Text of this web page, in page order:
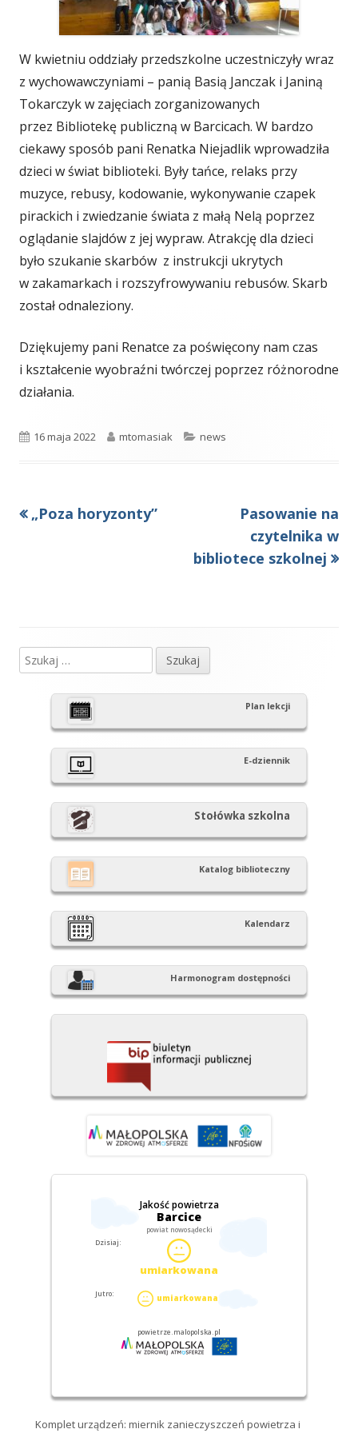
W kwietniu oddziały przedszkolne uczestniczyły wraz
z wychowawczyniami – panią Basią Janczak i Janiną
Tokarczyk w zajęciach zorganizowanych
przez Bibliotekę publiczną w Barcicach. W bardzo
ciekawy sposób pani Renatka Niejadlik wprowadziła
dzieci w świat biblioteki. Były tańce, relaks przy
muzyce, rebusy, kodowanie, wykonywanie czapek
pirackich i zwiedzanie świata z małą Nelą poprzez
oglądanie slajdów z jej wypraw. Atrakcję dla dzieci
było szukanie skarbów z instrukcji ukrytych
w zakamarkach i rozszyfrowywaniu rebusów. Skarb
został odnaleziony.
Dziękujemy pani Renatce za poświęcony nam czas
i kształcenie wyobraźni twórczej poprzez różnorodne
działania.
Opublikowano
16 maja 2022 Autor
mtomasiak Kategorie
news
Nawigacja
Poprzedni
„Poza horyzonty”
Następny
artykół:
Pasowanie na
czytelnika w
bibliotece szkolnej
Główny
panel
boczny
Szukaj:
Plan lekcji
E-dziennik
Stołówka szkolna
Katalog biblioteczny
Kalendarz
Harmonogram dostępności
Komplet urządzeń: miernik zanieczyszczeń powietrza i